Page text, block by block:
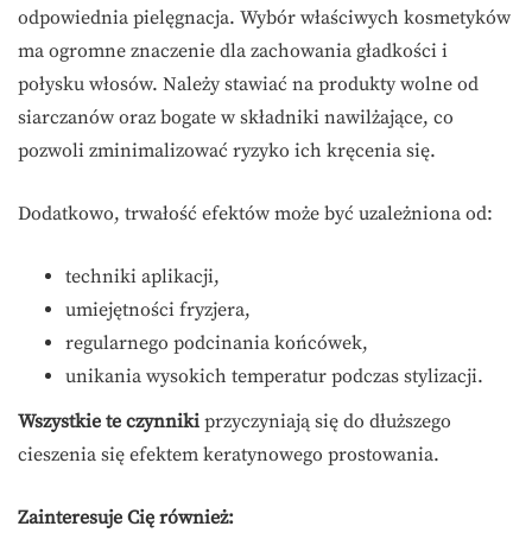
odpowiednia pielęgnacja. Wybór właściwych kosmetyków
ma ogromne znaczenie dla zachowania gładkości i
połysku włosów. Należy stawiać na produkty wolne od
siarczanów oraz bogate w składniki nawilżające, co
pozwoli zminimalizować ryzyko ich kręcenia się.
Dodatkowo, trwałość efektów może być uzależniona od:
techniki aplikacji,
umiejętności fryzjera,
regularnego podcinania końcówek,
unikania wysokich temperatur podczas stylizacji.
Wszystkie te czynniki przyczyniają się do dłuższego
cieszenia się efektem keratynowego prostowania.
Zainteresuje Cię również: